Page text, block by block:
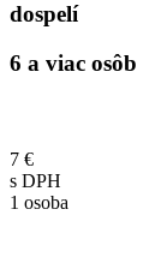
dospelí
6 a viac osôb
7 €
s DPH
1 osoba